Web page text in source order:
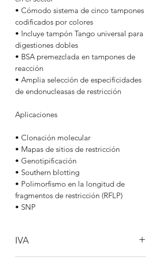
• Cómodo sistema de cinco tampones
codificados por colores
• Incluye tampón Tango universal para
digestiones dobles
• BSA premezclada en tampones de
reacción
• Amplia selección de especificidades
de endonucleasas de restricción
Aplicaciones
• Clonación molecular
• Mapas de sitios de restricción
• Genotipificación
• Southern blotting
• Polimorfismo en la longitud de
fragmentos de restricción (RFLP)
• SNP
IVA